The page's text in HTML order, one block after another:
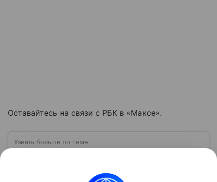
Оставайтесь на связи с РБК в «Максе».
Узнать больше по теме
США — государство в Северной Америке,